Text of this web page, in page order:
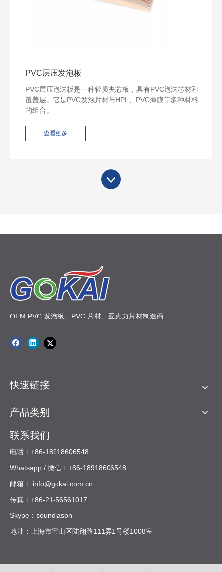
PVC层压发泡板
PVC层压泡沫板是一种轻质夹芯板，具有PVC泡沫芯材和
覆盖层。它是PVC发泡片材与HPL、PVC薄膜等多种材料
的组合。
查看更多
OEM PVC 发泡板、PVC 片材、亚克力片材制造商
快速链接
产品类别
联系我们
电话：+86-18918606548
Whatsapp / 微信：+86-18918606548
邮箱： info@gokai.com.cn
传真：+86-21-56561017
Skype：soundjason
地址：上海市宝山区陆翔路111弄1号楼1008室